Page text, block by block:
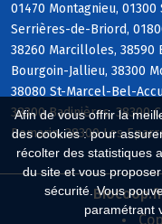
Afin de vous offrir la
des cookies : pour
récolter des statistiques
du site et vous
sécurité. Vous
paramétrant
01470 Montagnieu,
Serrières-de-Briord,
38260 Marcilloles, 38590
Bourgoin-Jallieu, 38300
38080 St-Marcel-Bel-
38300 Badinières, 38300
Domarin, 38300 Les
Biocoop.fr